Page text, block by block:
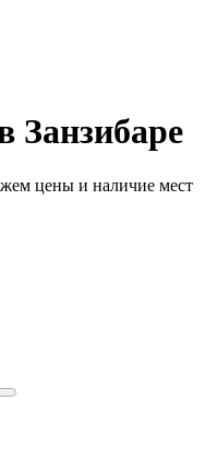
Занзибаре
цены и наличие мест